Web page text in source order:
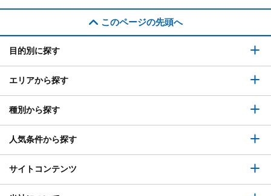
このページの先頭へ
目的別に探す
エリアから探す
種別から探す
人気条件から探す
サイトコンテンツ